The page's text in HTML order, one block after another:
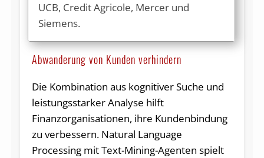
UCB, Credit Agricole, Mercer und
Siemens.
Abwanderung von Kunden verhindern
Die Kombination aus kognitiver Suche und
leistungsstarker Analyse hilft
Finanzorganisationen, ihre Kundenbindung
zu verbessern. Natural Language
Processing mit Text-Mining-Agenten spielt